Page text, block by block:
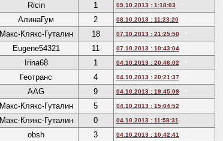
Ricin 1 09.10.2013 : 1:18:03
АлинаГум 2 08.10.2013 : 11:23:20
Макс-Клякс-Гуталин 18 07.10.2013 : 21:25:50
Eugene54321 11 07.10.2013 : 10:43:04
Irina68 1 04.10.2013 : 20:46:02
Геотранс 4 04.10.2013 : 20:21:37
AAG 9 04.10.2013 : 19:45:09
Макс-Клякс-Гуталин 5 04.10.2013 : 15:04:52
Макс-Клякс-Гуталин 0 04.10.2013 : 11:58:31
obsh 3 04.10.2013 : 10:42:41